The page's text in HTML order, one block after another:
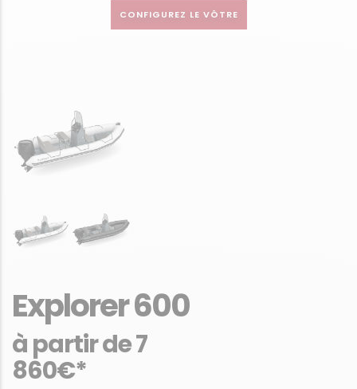
CONFIGUREZ LE VÔTRE
Explorer 600
à partir de 7
860€*